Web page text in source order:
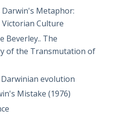
Metaphor:
Culture
Beverley.. The
of the Transmutation of
evolution
Mistake (1976)